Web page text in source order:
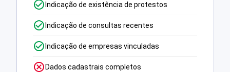
Indicação de existência de protestos
Indicação de consultas recentes
Indicação de empresas vinculadas
Dados cadastrais completos